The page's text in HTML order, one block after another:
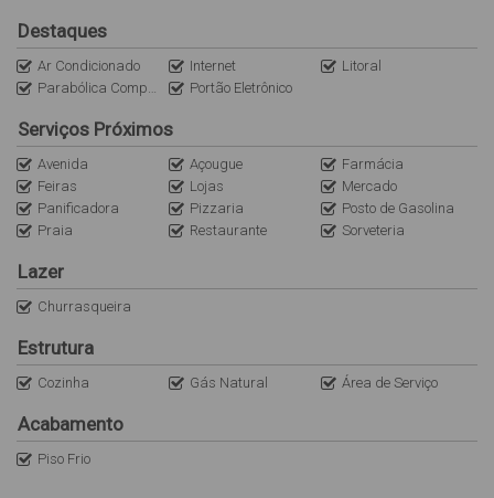
Destaques
Ar Condicionado Internet
Litoral
Parabólica Compartilhada
Portão Eletrônico
Serviços Próximos
Avenida Açougue
Farmácia
Feiras
Lojas
Mercado
Panificadora
Pizzaria
Posto de Gasolina
Praia
Restaurante Sorveteria
Lazer
Churrasqueira
Estrutura
Cozinha Gás Natural Área de Serviço
Acabamento
Piso Frio